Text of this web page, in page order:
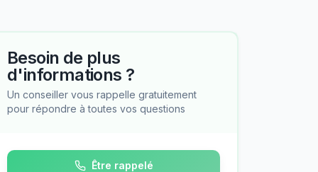
Besoin de plus
d'informations ?
Un conseiller vous rappelle gratuitement
pour répondre à toutes vos questions
Être rappelé